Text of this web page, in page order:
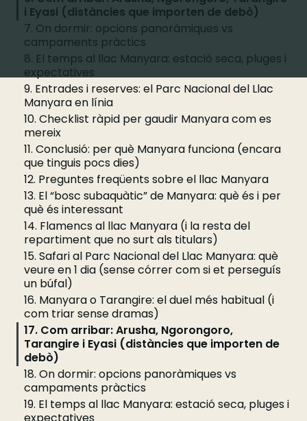
i Eyasi (distàncies que importen de debò)
7. On dormir: opcions panoràmiques vs
campaments pràctics
8. El temps al llac Manyara: estació seca, pluges i
expectatives
9. Entrades i reserves: el Parc Nacional del Llac
Manyara en línia
10. Checklist ràpid per gaudir Manyara com es
mereix
11. Conclusió: per què Manyara funciona (encara
que tinguis pocs dies)
12. Preguntes freqüents sobre el llac Manyara
13. El “bosc subaquàtic” de Manyara: què és i per
què és interessant
14. Flamencs al llac Manyara (i la resta del
repartiment que no surt als titulars)
15. Safari al Parc Nacional del Llac Manyara: què
veure en 1 dia (sense córrer com si et perseguís
un búfal)
16. Manyara o Tarangire: el duel més habitual (i
com triar sense dramas)
17. Com arribar: Arusha, Ngorongoro,
Tarangire i Eyasi (distàncies que importen de
debò)
18. On dormir: opcions panoràmiques vs
campaments pràctics
19. El temps al llac Manyara: estació seca, pluges i